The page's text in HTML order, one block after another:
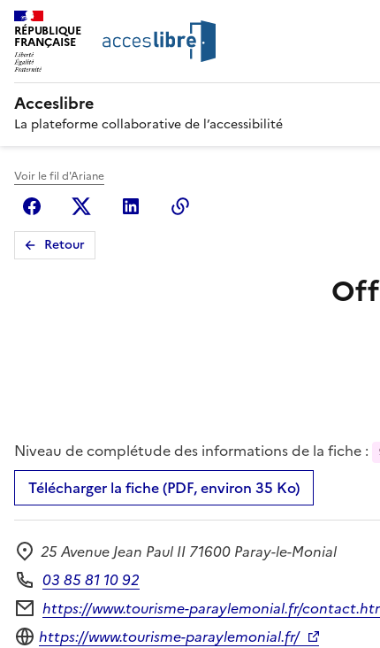
RÉPUBLIQUE
FRANÇAISE
Acceslibre
La plateforme collaborative de l’accessibilité
Voir le fil d'Ariane
FacebookX (anciennement Twitter)
Linkedin
Retour
Niveau de complétude des informations de la fiche :
Télécharger la fiche (PDF, environ 35 Ko)
Adresse
25 Avenue Jean Paul II 71600 Paray-le-Monial
Téléphone
03 85 81 10 92
Formulaire de contact
https://www.tourisme-paraylemonial.fr/
Site internet
https://www.tourisme-paraylemonial.fr/